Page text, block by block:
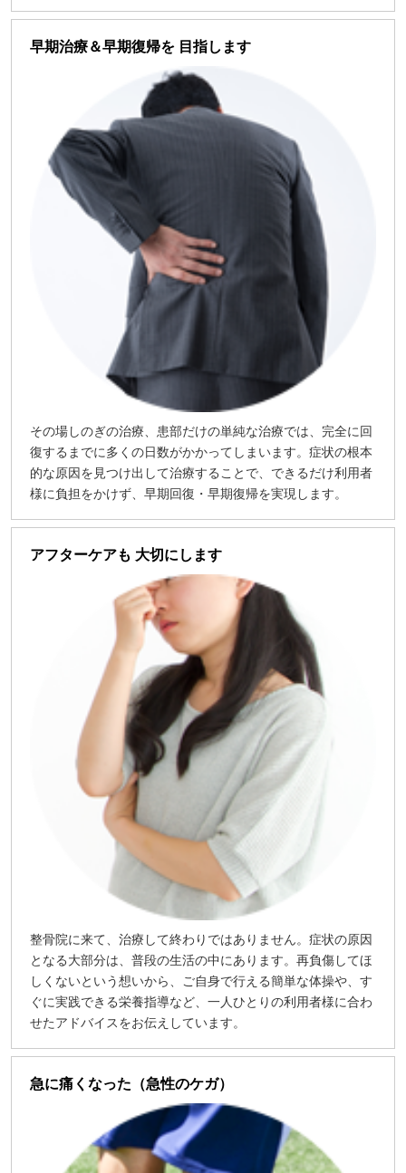
早期治療＆早期復帰を 目指します
その場しのぎの治療、患部だけの単純な治療では、完全に回
復するまでに多くの日数がかかってしまいます。症状の根本
的な原因を見つけ出して治療することで、できるだけ利用者
様に負担をかけず、早期回復・早期復帰を実現します。
アフターケアも 大切にします
整骨院に来て、治療して終わりではありません。症状の原因
となる大部分は、普段の生活の中にあります。再負傷してほ
しくないという想いから、ご自身で行える簡単な体操や、す
ぐに実践できる栄養指導など、一人ひとりの利用者様に合わ
せたアドバイスをお伝えしています。
急に痛くなった（急性のケガ）